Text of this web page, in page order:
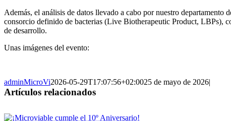
Además, el análisis de datos llevado a cabo por nuestro
consorcio definido de bacterias (Live Biotherapeutic Product, LBPs),
de desarrollo.
Unas imágenes del evento:
adminMicroVi2026-05-29T17:07:56+02:0025 de mayo de 2026|
Artículos relacionados